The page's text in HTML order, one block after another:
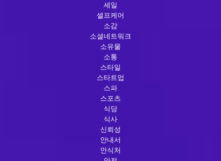
세일
셀프케어
소감
소셜네트워크
소유물
소통
스타일
스타트업
스파
스포츠
식당
식사
신뢰성
안내서
안식처